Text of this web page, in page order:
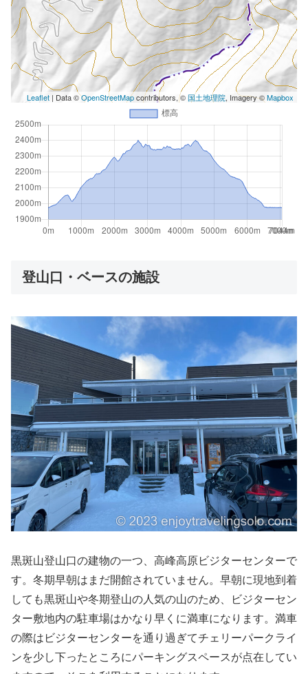
Leaflet | Data ©OpenStreetMapcontributors, ©国土地理院, Imagery ©Mapbox
登山口・ベースの施設
黒斑山登山口の建物の一つ、高峰高原ビジターセンターで
す。冬期早朝はまだ開館されていません。早朝に現地到着
しても黒斑山や冬期登山の人気の山のため、ビジターセン
ター敷地内の駐車場はかなり早くに満車になります。満車
の際はビジターセンターを通り過ぎてチェリーパークライ
ンを少し下ったところにパーキングスペースが点在してい